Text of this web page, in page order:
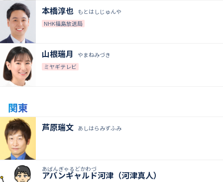
もとはしじゅんや
本橋淳也
NHK福島放送局
やまねみづき
山根瑞月
ミヤギテレビ
関東
あしはらみずふみ
芦原瑞文
あばんぎゃるどかわづ
アバンギャルド河津（河津真人）